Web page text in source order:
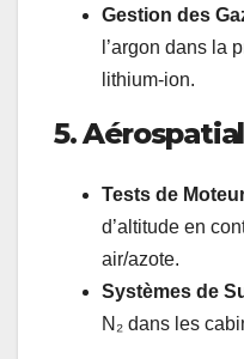
Gestion des
l’argon dans la
lithium-ion.
5. Aérospatial
Tests de
d’altitude en
air/azote.
Systèmes de
N₂ dans les